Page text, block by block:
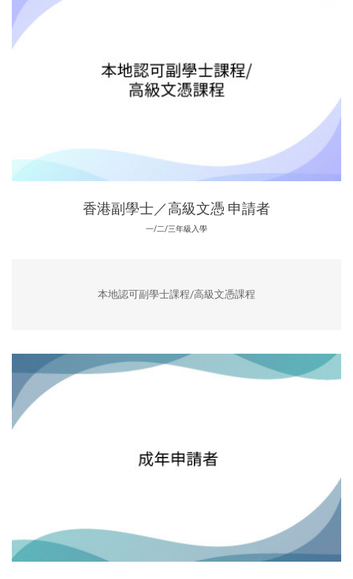
香港副學士／高級文憑 申請者
一/二/三年級入學
本地認可副學士課程/高級文憑課程